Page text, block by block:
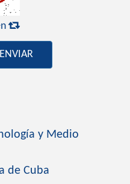

ENVIAR
y Medio
de Cuba